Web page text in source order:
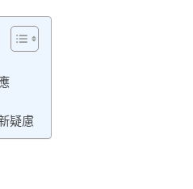
疑慮